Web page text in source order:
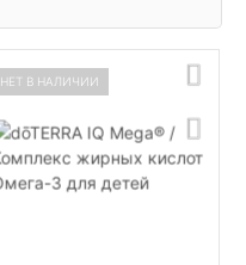
НЕТ В НАЛИЧИИ